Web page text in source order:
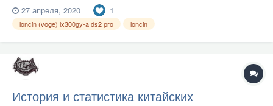
27 апреля, 2020 1
loncin (voge) lx300gy-a ds2 pro loncin
История и статистика китайских